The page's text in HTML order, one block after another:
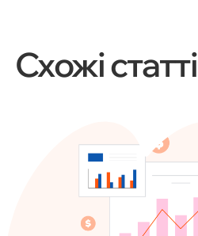
Схожі статті